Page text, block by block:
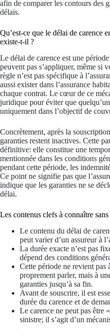
afin de comparer les contours des
délais.
Qu’est-ce que le délai de carence
existe-t-il ?
Le délai de carence est une
peuvent pas s’appliquer, même si
règle n’est pas spécifique à
aussi exister dans l’assurance
chaque contrat. Le cœur de ce
juridique pour éviter que
uniquement dans l’objectif de
Concrètement, après la
garanties restent inactives. Cette
définitive: elle constitue une
mentionnée dans les conditions
pendant cette période, les
Ce point ne signifie pas que
indique que les garanties ne se
délai.
Les contenus clefs à connaître
Le contenu du délai de
peut varier d’un assureur à
La durée exacte n’est pas
dépend des conditions
Cette période ne revient pas
proprement parler, mais à
garanties jusqu’à sa fin.
Avant de souscrire, il est
durée du carence et de
Le carence ne peut pas être
sinistre; il s’agit d’un